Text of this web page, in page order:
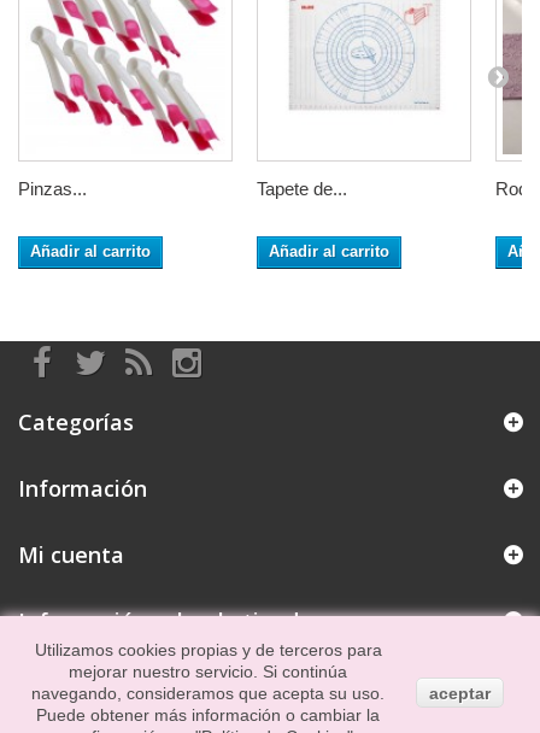
Pinzas...
Añadir al carrito
Tapete de...
Añadir al carrito
Categorías
Información
Mi cuenta
Información sobre la tienda
Utilizamos cookies propias y de terceros para
mejorar nuestro servicio. Si continúa
navegando, consideramos que acepta su uso.
Puede obtener más información o cambiar la
aceptar